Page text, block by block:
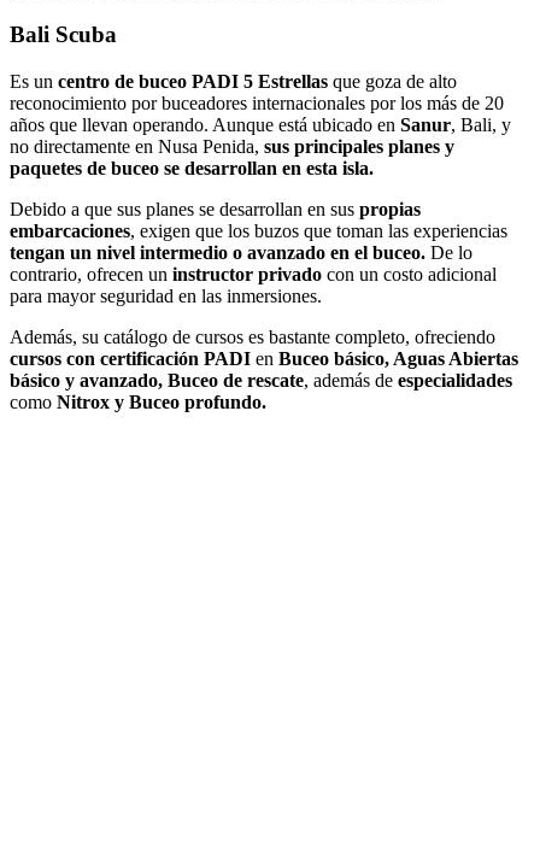
Bali Scuba
Es un centro de buceo PADI 5 Estrellas que goza de alto
reconocimiento por buceadores internacionales por los más de 20
años que llevan operando. Aunque está ubicado en Sanur, Bali, y
no directamente en Nusa Penida, sus principales planes y
paquetes de buceo se desarrollan en esta isla.
Debido a que sus planes se desarrollan en sus propias
embarcaciones, exigen que los buzos que toman las experiencias
tengan un nivel intermedio o avanzado en el buceo. De lo
contrario, ofrecen un instructor privado con un costo adicional
para mayor seguridad en las inmersiones.
Además, su catálogo de cursos es bastante completo, ofreciendo
cursos con certificación PADI en Buceo básico, Aguas Abiertas
básico y avanzado, Buceo de rescate, además de especialidades
como Nitrox y Buceo profundo.